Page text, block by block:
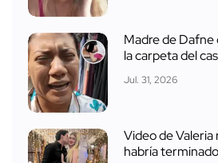
Madre de Dafne
la carpeta del
Jul. 31, 2026
Video de Valeria
habría